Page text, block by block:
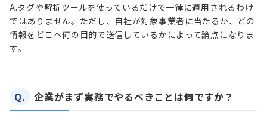
A.タグや解析ツールを使っているだけで一律に適用されるわけ
ではありません。ただし、自社が対象事業者に当たるか、どの
情報をどこへ何の目的で送信しているかによって論点になりま
す。
Q. 企業がまず実務でやるべきことは何ですか？